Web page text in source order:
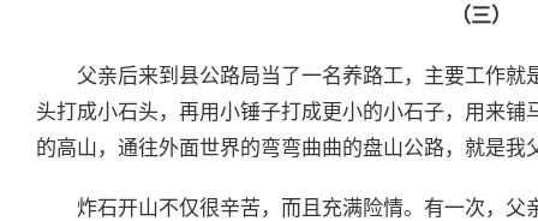
（三）
父亲后来到县公路局当了一名养路工，主要工作
头打成小石头，再用小锤子打成更小的小石子，用来
的高山，通往外面世界的弯弯曲曲的盘山公路，就是
炸石开山不仅很辛苦，而且充满险情。有一次，